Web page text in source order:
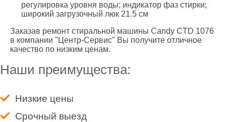
регулировка уровня воды; индикатор фаз стирки;
широкий загрузочный люк 21.5 см
Заказав ремонт стиральной машины Candy CTD 1076
в компании "Центр-Сервис" Вы получите отличное
качество по низким ценам.
Наши преимущества:
Низкие цены
Срочный выезд